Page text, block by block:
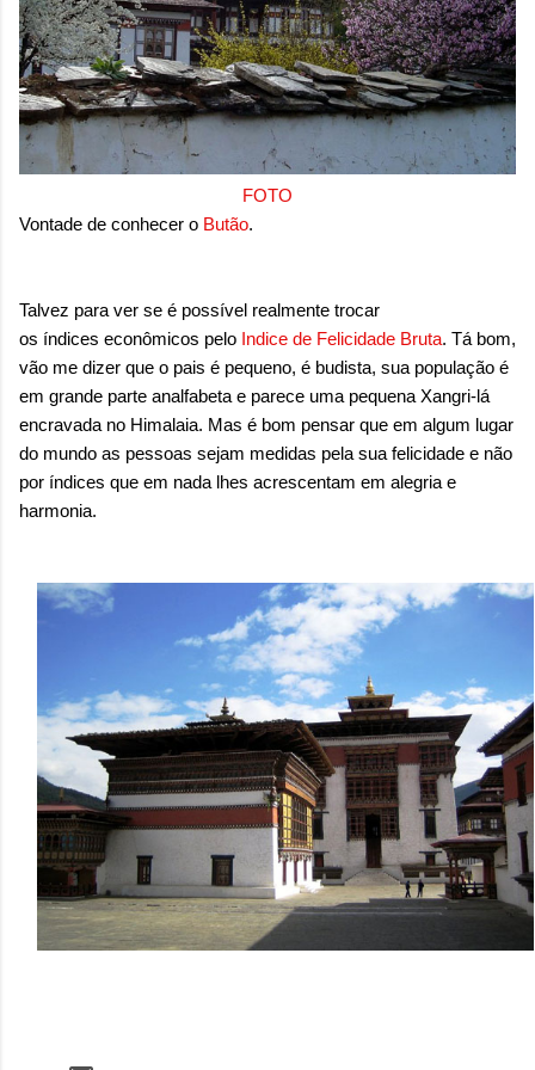
sensação isolada. Se per...
FOTO
Vontade de conhecer o Butão.
Talvez para ver se é possível realmente trocar
os índices econômicos pelo Indice de Felicidade Bruta. Tá bom,
vão me dizer que o pais é pequeno, é budista, sua população é
em grande parte analfabeta e parece uma pequena Xangri-lá
encravada no Himalaia. Mas é bom pensar que em algum lugar
do mundo as pessoas sejam medidas pela sua felicidade e não
por índices que em nada lhes acrescentam em alegria e
harmonia.